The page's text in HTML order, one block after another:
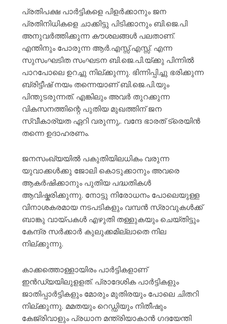
പ്രതിപക്ഷ പാർട്ടികളെ പിളർക്കാനും ജന
പ്രതിനിധികളെ ചാക്കിട്ടു പിടിക്കാനും ബി.ജെ.പി
അനുവർത്തിക്കുന്ന കൗശലങ്ങൾ പലതാണ്.
എന്തിനും പോരുന്ന ആർ.എസ്സ്.എസ്സ്. എന്ന
സുസംഘടിത സംഘടന ബി.ജെ.പി.യ്ക്കു പിന്നിൽ
പാറപോലെ ഉറച്ചു നില്ക്കുന്നു. ഭിന്നിപ്പിച്ചു ഭരിക്കുന്ന
ബ്രിട്ടീഷ് നയം തന്നെയാണ് ബി.ജെ.പി.യും
പിന്തുടരുന്നത്. എങ്കിലും അവർ തുറക്കുന്ന
വികസനത്തിന്റെ പുതിയ മുഖത്തിന് ജന
സ്വീകാര്യത ഏറി വരുന്നു,. വന്ദേ ഭാരത് ട്രെയിൻ
തന്നെ ഉദാഹരണം.
ജനസംഖ്യയിൽ പകുതിയിലധികം വരുന്ന
യുവാക്കൾക്കു ജോലി കൊടുക്കാനും അവരെ
ആകർഷിക്കാനും പുതിയ പദ്ധതികൾ
ആവിഷ്കരിക്കുന്നു. നോട്ടു നിരോധനം പോലെയുള്ള
വിനാശകരമായ നടപടികളും വമ്പൻ സ്രാവുകൾക്ക്
ബാങ്കു വായ്പകൾ എഴുതി തള്ളുകയും ചെയ്തിട്ടും
കേന്ദ്ര സർക്കാർ കുലുക്കമില്ലാതെ നില
നില്ക്കുന്നു.
കാക്കത്തൊള്ളായിരം പാർട്ടികളാണ്
ഇൻഡ്യയിലുളളത്. പ്രാദേശിക പാർട്ടികളും
ജാതിപ്പാർട്ടികളും മോരും മുതിരയും പോലെ ചിതറി
നില്ക്കുന്നു. മമതയും റെഡ്ഡിയും നിതീഷും
കേജ്‌രിവാളും പ്രധാന മന്ത്രിയാകാൻ ഗദയേന്തി